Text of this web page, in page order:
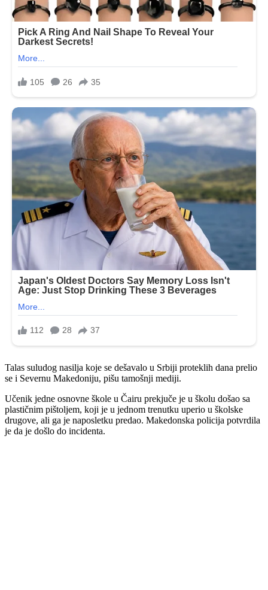
Talas suludog nasilja koje se dešavalo u Srbiji proteklih dana prelio
se i Severnu Makedoniju, pišu tamošnji mediji.
Učenik jedne osnovne škole u Čairu prekjuče je u školu došao sa
plastičnim pištoljem, koji je u jednom trenutku uperio u školske
drugove, ali ga je naposletku predao. Makedonska policija potvrdila
je da je došlo do incidenta.